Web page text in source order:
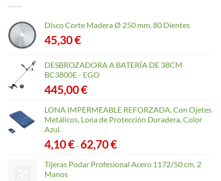
Disco Corte Madera Ø 250 mm. 80 Dientes
45,30€
DESBROZADORA A BATERÍA DE 38CM
BC3800E - EGO
445,00€
LONA IMPERMEABLE REFORZADA. Con Ojetes
Metálicos, Lona de Protección Duradera, Color
Azul.
4,10€- 62,70€Rango
precios:
Tijeras Podar Profesional Acero 1172/50 cm. 2
Manos